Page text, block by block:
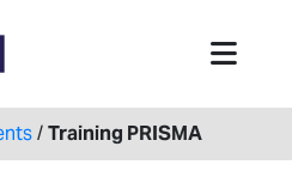
/Training PRISMA